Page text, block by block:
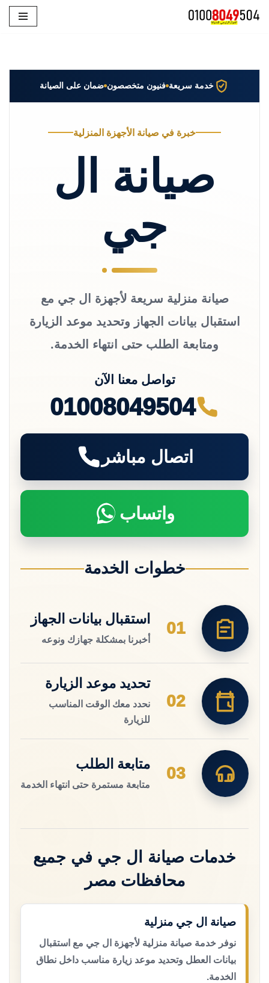
خدمة سريعة فنيون متخصصون ضمان على الصيانة
خبرة في صيانة الأجهزة المنزلية
صيانة ال
جي
صيانة منزلية سريعة لأجهزة ال جي مع
استقبال بيانات الجهاز وتحديد موعد الزيارة
ومتابعة الطلب حتى انتهاء الخدمة.
تواصل معنا الآن
01008049504
اتصال مباشر
واتساب
خطوات الخدمة
01
استقبال بيانات الجهاز
أخبرنا بمشكلة جهازك ونوعه
02
تحديد موعد الزيارة
نحدد معك الوقت المناسب
للزيارة
03
متابعة الطلب
متابعة مستمرة حتى انتهاء الخدمة
خدمات صيانة ال جي في جميع
محافظات مصر
صيانة ال جي منزلية
نوفر خدمة صيانة منزلية لأجهزة ال جي مع استقبال
بيانات العطل وتحديد موعد زيارة مناسب داخل نطاق
الخدمة.